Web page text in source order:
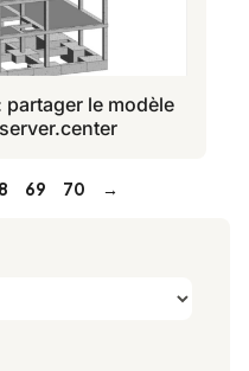
partager le modèle
69 70 →